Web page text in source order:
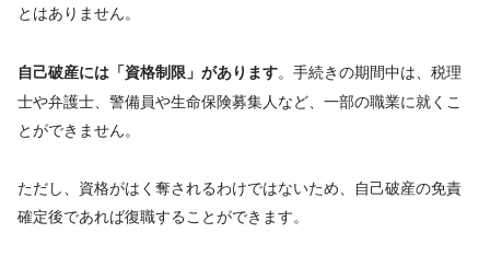
とはありません。
自己破産には「資格制限」があります。手続きの期間中は、税理
士や弁護士、警備員や生命保険募集人など、一部の職業に就くこ
とができません。
ただし、資格がはく奪されるわけではないため、自己破産の免責
確定後であれば復職することができます。